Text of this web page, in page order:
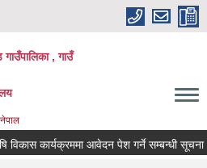
, गाउँ
कार्यक्रममा आवेदन पेश गर्ने सम्बन्धी सूचना !!!